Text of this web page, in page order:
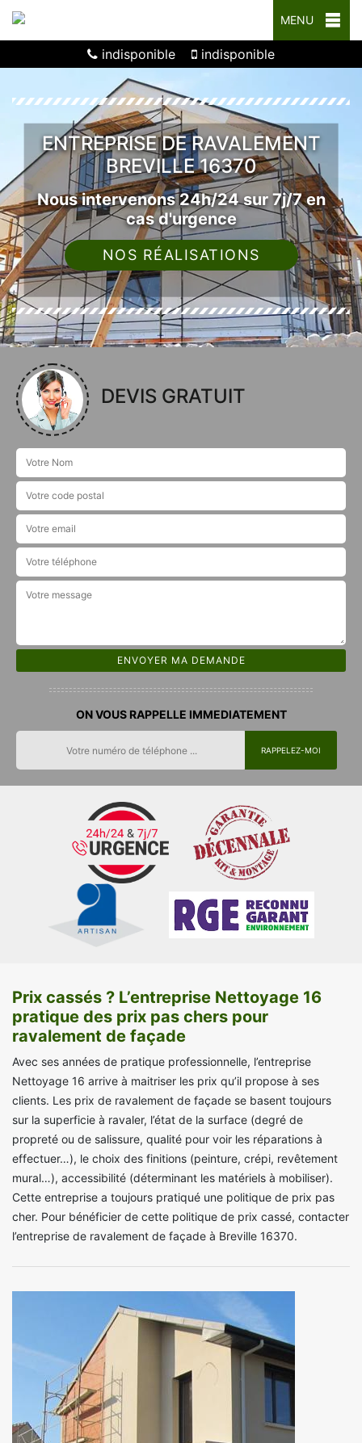
MENU
indisponible indisponible
ENTREPRISE DE RAVALEMENT
BREVILLE 16370
Nous intervenons 24h/24 sur 7j/7 en
cas d'urgence
NOS RÉALISATIONS
DEVIS GRATUIT
ON VOUS RAPPELLE IMMEDIATEMENT
Prix cassés ? L’entreprise Nettoyage 16
pratique des prix pas chers pour
ravalement de façade
Avec ses années de pratique professionnelle, l’entreprise
Nettoyage 16 arrive à maitriser les prix qu’il propose à ses
clients. Les prix de ravalement de façade se basent toujours
sur la superficie à ravaler, l’état de la surface (degré de
propreté ou de salissure, qualité pour voir les réparations à
effectuer…), le choix des finitions (peinture, crépi, revêtement
mural…), accessibilité (déterminant les matériels à mobiliser).
Cette entreprise a toujours pratiqué une politique de prix pas
cher. Pour bénéficier de cette politique de prix cassé, contacter
l’entreprise de ravalement de façade à Breville 16370.